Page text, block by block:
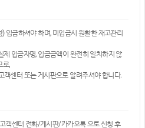
입금하셔야 하며, 미입금시 원활한 재고관리
입금자명, 입금금액이 완전히 일치하지 않
로,
객센터 또는 게시판으로 알려주셔야 합니다.
객센터 전화/게시판/카카오톡 으로 신청 후